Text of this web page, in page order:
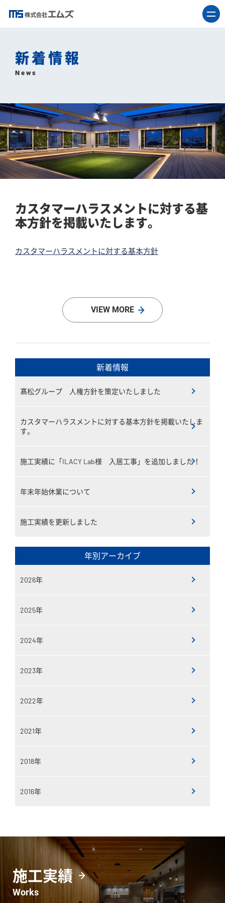
新着情報
News
カスタマーハラスメントに対する基
本方針を掲載いたします。
カスタマーハラスメントに対する基本方針
VIEW MORE
新着情報
髙松グループ 人権方針を策定いたしました
カスタマーハラスメントに対する基本方針を掲載いたしま
す。
施工実績に「ILACY Lab様 入居工事」を追加しました！
年末年始休業について
施工実績を更新しました
年別アーカイブ
2026年
2025年
2024年
2023年
2022年
2021年
2018年
2016年
施工実績
Works